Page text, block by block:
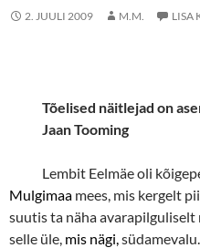
2. JUULI 2009 M.M. LISA
Tõelised näitlejad on
Jaan Tooming
Lembit Eelmäe oli
Mulgimaa mees, mis kergelt
suutis ta näha
selle üle, mis nägi,südamevalu.